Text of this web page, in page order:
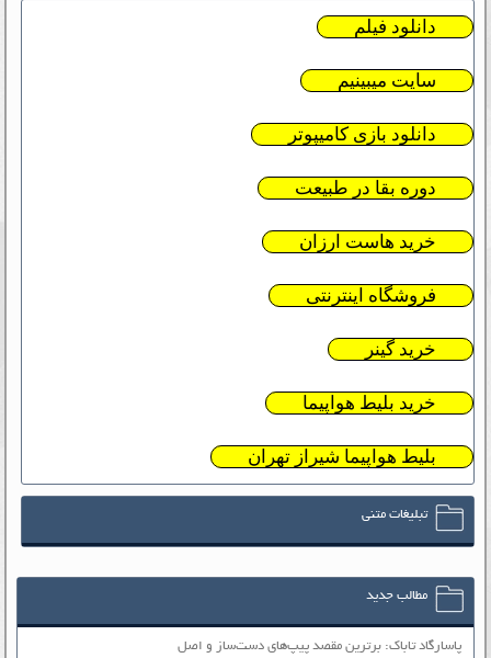
دانلود فیلم
سایت میبینیم
دانلود بازی کامیپوتر
دوره بقا در طبیعت
خرید هاست ارزان
فروشگاه اینترنتی
خرید گینر
خرید بلیط هواپیما
بلیط هواپیما شیراز تهران
تبلیغات متنی
مطالب جدید
پاسارگاد تاباک: برترین مقصد پیپ‌های دست‌ساز و اصل